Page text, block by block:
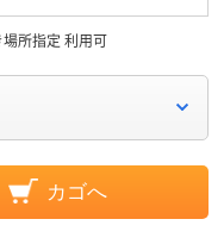
場所指定 利用可
カゴへ